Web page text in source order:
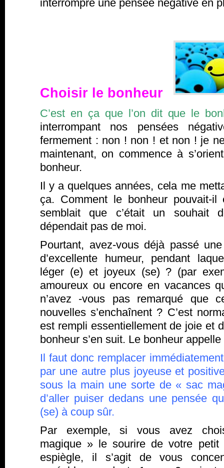
interrompre une pensée négative en
Choisir le bonheur
C’est en ça que l’on dit que le
interrompant nos pensées
fermement : non ! non ! et non ! je
maintenant, on commence à
bonheur.
Il y a quelques années, cela me
ça. Comment le bonheur pouvait-
semblait que c’était un souhait
dépendait pas de moi.
Pourtant, avez-vous déjà passé
d’excellente humeur, pendant
léger (e) et joyeux (se) ? (par
amoureux ou encore en vacances
n’avez -vous pas remarqué que
nouvelles s’enchaînent ? C’est
est rempli essentiellement de joie et
bonheur s’en suit. Le bonheur
Il faut donc remplacer
par une autre plus joyeuse et
sous la main une sorte de « sac
d’aller puiser dedans une pensée
(se) à coup sûr.
Par exemple, si vous avez
magique » le sourire de votre
espiègle, il s’agit de vous